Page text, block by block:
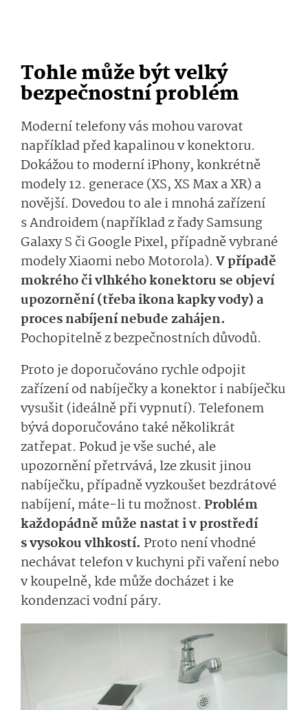
Tohle může být velký
bezpečnostní problém
Moderní telefony vás mohou varovat
například před kapalinou v konektoru.
Dokážou to moderní iPhony, konkrétně
modely 12. generace (XS, XS Max a XR) a
novější. Dovedou to ale i mnohá zařízení
s Androidem (například z řady Samsung
Galaxy S či Google Pixel, případně vybrané
modely Xiaomi nebo Motorola). V případě
mokrého či vlhkého konektoru se objeví
upozornění (třeba ikona kapky vody) a
proces nabíjení nebude zahájen.
Pochopitelně z bezpečnostních důvodů.
Proto je doporučováno rychle odpojit
zařízení od nabíječky a konektor i nabíječku
vysušit (ideálně při vypnutí). Telefonem
bývá doporučováno také několikrát
zatřepat. Pokud je vše suché, ale
upozornění přetrvává, lze zkusit jinou
nabíječku, případně vyzkoušet bezdrátové
nabíjení, máte-li tu možnost. Problém
každopádně může nastat i v prostředí
s vysokou vlhkostí. Proto není vhodné
nechávat telefon v kuchyni při vaření nebo
v koupelně, kde může docházet i ke
kondenzaci vodní páry.